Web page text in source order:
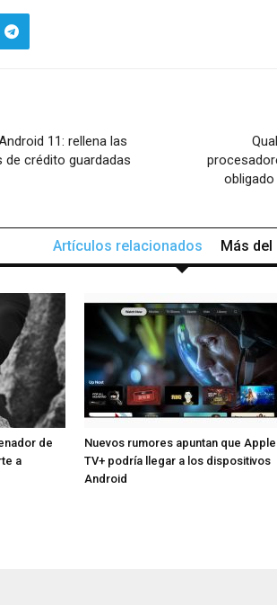
11: rellena las
crédito guardadas
Artículos relacionados Más del
de
a
Nuevos rumores apuntan que Apple
TV+ podría llegar a los dispositivos
Android